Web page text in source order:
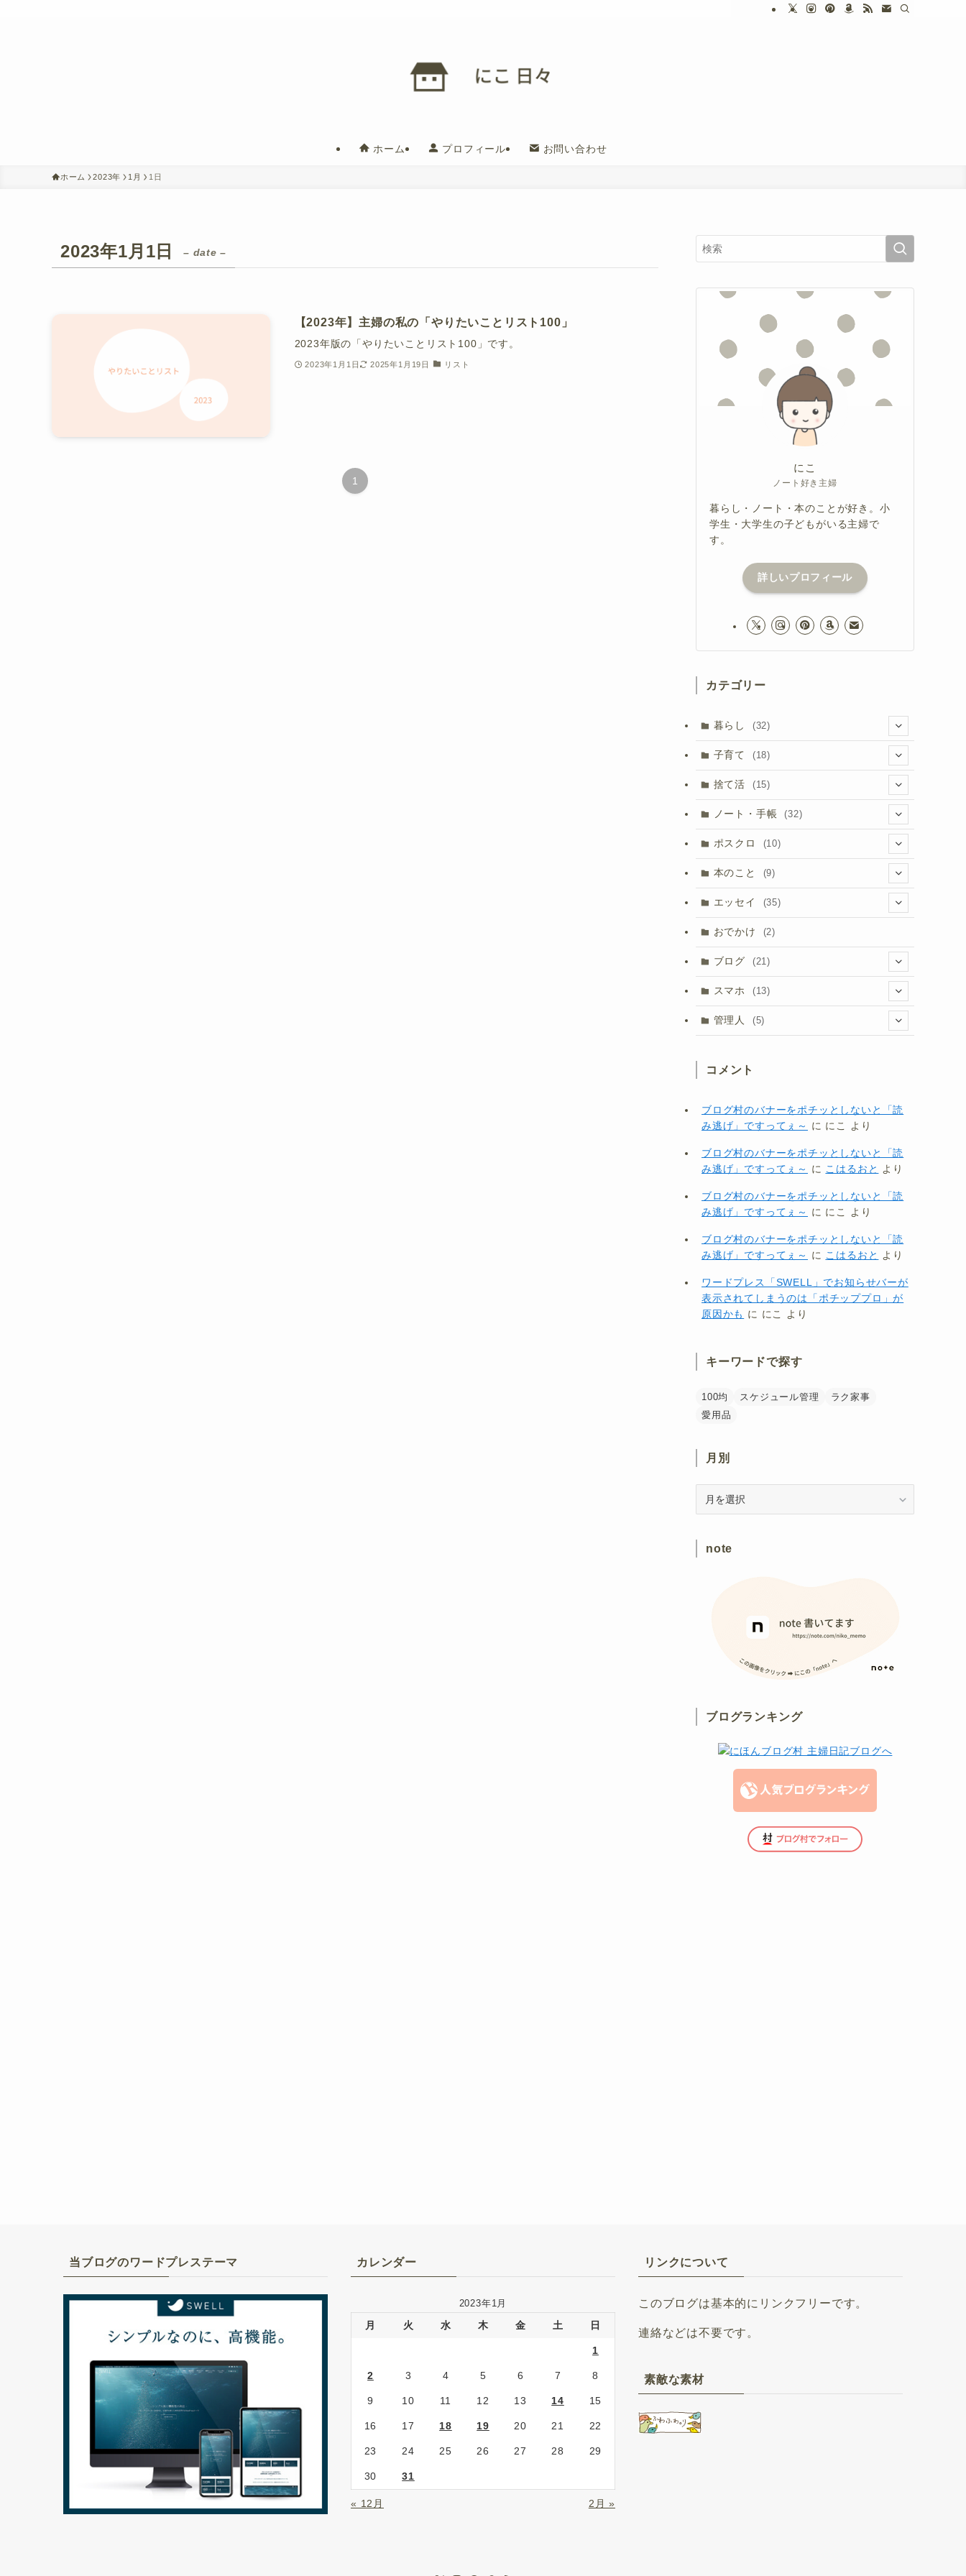
ホーム プロフィール お問い合わせ
ホーム 2023年 1月 1日
2023年1月1日 – date –
【2023年】主婦の私の「やりたいことリスト100」
2023年版の「やりたいことリスト100」です。
2023年1月1日 2025年1月19日 リスト
1
にこ
ノート好き主婦
暮らし・ノート・本のことが好き。小
学生・大学生の子どもがいる主婦で
す。
詳しいプロフィール
カテゴリー
暮らし (32)
(8)
(3)
(8)
(8)
子育て (18)
(2)
(3)
(9)
捨て活 (15)
(5)
(10)
ノート・手帳 (32)
(5)
ポスクロ (10)
(1)
本のこと (9)
(2)
(2)
エッセイ (35)
(13)
(1)
(20)
おでかけ (2)
ブログ (21)
(5)
スマホ (13)
(8)
管理人 (5)
(3)
コメント
ブログ村のバナーをポチッとしないと「読
み逃げ」ですってぇ～
に にこ より
ブログ村のバナーをポチッとしないと「読
み逃げ」ですってぇ～
に こはるおと より
ブログ村のバナーをポチッとしないと「読
み逃げ」ですってぇ～
に にこ より
ブログ村のバナーをポチッとしないと「読
み逃げ」ですってぇ～
に こはるおと より
ワードプレス「SWELL」でお知らせバーが
表示されてしまうのは「ポチッププロ」が
原因かも に にこ より
キーワードで探す
100均 スケジュール管理
ラク家事
愛用品
月別
note
ブログランキング
当ブログのワードプレステーマ カレンダー
2023年1月
月 火 水 木 金 土 日
1
2 3 4 5 6 7 8
9 10 11 12 13 14 15
16 17 18 19 20 21 22
23 24 25 26 27 28 29
30 31
« 12月 2月 »
リンクについて
このブログは基本的にリンクフリーです。
連絡などは不要です。
素敵な素材